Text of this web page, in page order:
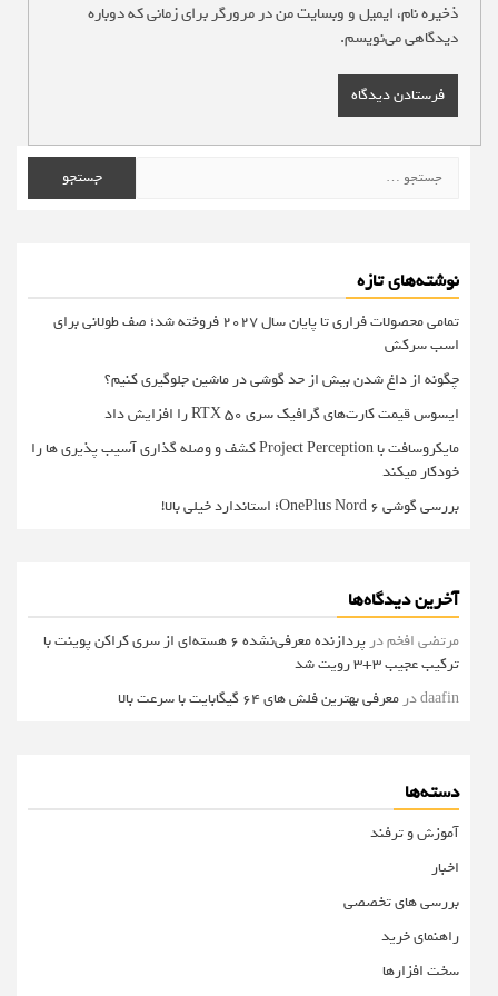
ذخیره نام، ایمیل و وبسایت من در مرورگر برای زمانی که دوباره
دیدگاهی می‌نویسم.
برای:
نوشته‌های تازه
تمامی محصولات فراری تا پایان سال ۲۰۲۷ فروخته شد؛ صف طولانی برای
اسب سرکش
چگونه از داغ شدن بیش از حد گوشی در ماشین جلوگیری کنیم؟
ایسوس قیمت کارت‌های گرافیک سری RTX 50 را افزایش داد
مایکروسافت با Project Perception کشف و وصله گذاری آسیب پذیری ها را
خودکار میکند
بررسی گوشی OnePlus Nord 6؛ استاندارد خیلی بالا!
آخرین دیدگاه‌ها
مرتضی افخمدر
پردازنده معرفی‌نشده 6 هسته‌ای از سری کراکن پوینت با
ترکیب عجیب 3+3 رویت شد
daafinدر معرفی بهترین فلش های 64 گیگابایت با سرعت بالا
دسته‌ها
آموزش و ترفند
اخبار
بررسی های تخصصی
راهنمای خرید
سخت افزارها